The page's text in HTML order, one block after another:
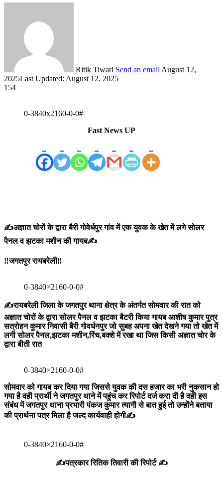
Ritik Tiwari Send an email August 12,
2025Last Updated: August 12, 2025
154
0-3840x2160-0-0#
Fast News UP
✍️अज्ञात चोरों के द्वारा बैरी गोवेर्धपुर गांव में एक युवक के खेत में लगे सोलर
पैनल व झटका मशीन की गायब✍️
‼️जगतपुर रायबरेली‼️
0-3840×2160-0-0#
✍️रायबरेली जिला के जगतपुर थाना क्षेत्र के अंतर्गत सोमवार की रात को
अज्ञात चोरों के द्वारा सोलर पैनल व झटका बैटरी किया गायब आशीष कुमार पुत्र
सत्रोहन कुमार निवासी बैरी गोवर्धनपुर जो सुबह अपना खेत देखने गया तो खेत में
लगी सोलर पैनल,झटका मशीन,रिंच,बक्शे में रखा था जिस किसी अज्ञात चोर के
द्वारा बीती रात
0-3840×2160-0-0#
सोमवार को गायब कर दिया गया जिससे युवक की दस हजार का भरी नुकसान हो
गया है वही प्रार्थी ने जगतपुर थाने में पहुंच कर रिपोर्ट दर्ज करा दी है वही इस
संबंध में जगतपुर थाना प्रभारी पंकज कुमार त्यागी से बात हुई तो उन्होंने बताया
की प्रार्थना पत्र मिला है जल्द कार्यवाही होगी✍️
0-3840×2160-0-0#
✍️पत्रकार रितिक तिवारी की रिपोर्ट ✍️